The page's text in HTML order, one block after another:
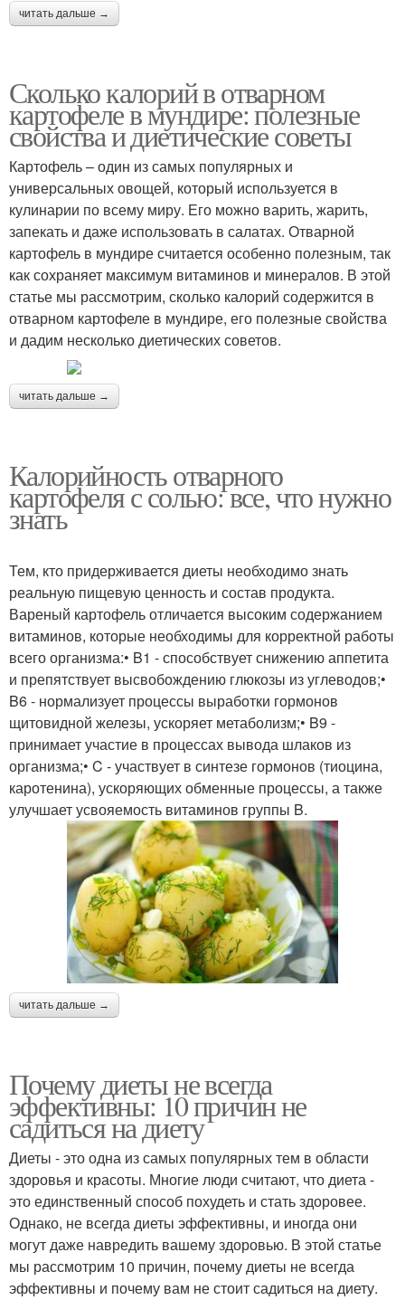
читать дальше →
Сколько калорий в отварном
картофеле в мундире: полезные
свойства и диетические советы
Картофель – один из самых популярных и
универсальных овощей, который используется в
кулинарии по всему миру. Его можно варить, жарить,
запекать и даже использовать в салатах. Отварной
картофель в мундире считается особенно полезным, так
как сохраняет максимум витаминов и минералов. В этой
статье мы рассмотрим, сколько калорий содержится в
отварном картофеле в мундире, его полезные свойства
и дадим несколько диетических советов.
читать дальше →
Калорийность отварного
картофеля с солью: все, что нужно
знать
Тем, кто придерживается диеты необходимо знать
реальную пищевую ценность и состав продукта.
Вареный картофель отличается высоким содержанием
витаминов, которые необходимы для корректной работы
всего организма:• B1 - способствует снижению аппетита
и препятствует высвобождению глюкозы из углеводов;•
B6 - нормализует процессы выработки гормонов
щитовидной железы, ускоряет метаболизм;• B9 -
принимает участие в процессах вывода шлаков из
организма;• C - участвует в синтезе гормонов (тиоцина,
каротенина), ускоряющих обменные процессы, а также
улучшает усвояемость витаминов группы B.
читать дальше →
Почему диеты не всегда
эффективны: 10 причин не
садиться на диету
Диеты - это одна из самых популярных тем в области
здоровья и красоты. Многие люди считают, что диета -
это единственный способ похудеть и стать здоровее.
Однако, не всегда диеты эффективны, и иногда они
могут даже навредить вашему здоровью. В этой статье
мы рассмотрим 10 причин, почему диеты не всегда
эффективны и почему вам не стоит садиться на диету.